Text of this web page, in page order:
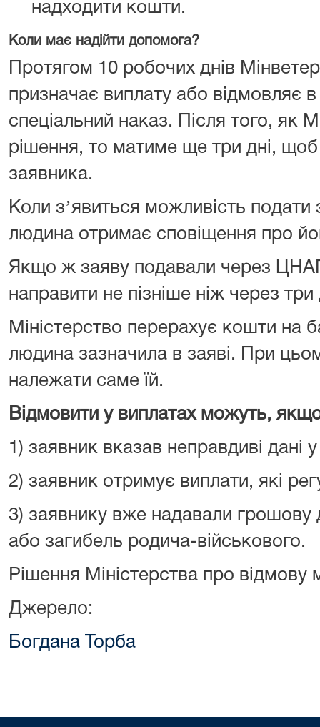
надходити кошти.
Коли має надійти допомога?
Протягом 10 робочих днів
призначає виплату або відмовляє
спеціальний наказ. Після того, як
рішення, то матиме ще три дні,
заявника.
Коли зʼявиться можливість
людина отримає сповіщення про
Якщо ж заяву подавали через
направити не пізніше ніж через три
Міністерство перерахує кошти на
людина зазначила в заяві. При
належати саме їй.
Відмовити у виплатах можуть,
1) заявник вказав неправдиві дані
2) заявник отримує виплати, які
3) заявнику вже надавали грошову
або загибель родича-військового.
Рішення Міністерства про
Джерело:
Богдана Торба